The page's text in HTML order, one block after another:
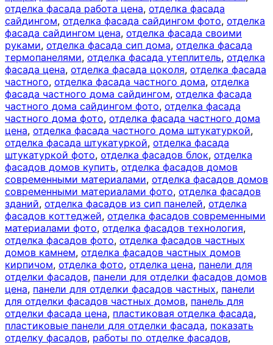
отделка фасада работа цена, отделка фасада
сайдингом, отделка фасада сайдингом фото, отделка
фасада сайдингом цена, отделка фасада своими
руками, отделка фасада сип дома, отделка фасада
термопанелями, отделка фасада утеплитель, отделка
фасада цена, отделка фасада цоколя, отделка фасада
частного, отделка фасада частного дома, отделка
фасада частного дома сайдингом, отделка фасада
частного дома сайдингом фото, отделка фасада
частного дома фото, отделка фасада частного дома
цена, отделка фасада частного дома штукатуркой,
отделка фасада штукатуркой, отделка фасада
штукатуркой фото, отделка фасадов блок, отделка
фасадов домов купить, отделка фасадов домов
современными материалами, отделка фасадов домов
современными материалами фото, отделка фасадов
зданий, отделка фасадов из сип панелей, отделка
фасадов коттеджей, отделка фасадов современными
материалами фото, отделка фасадов технология,
отделка фасадов фото, отделка фасадов частных
домов камнем, отделка фасадов частных домов
кирпичом, отделка фото, отделка цена, панели для
отделки фасадов, панели для отделки фасадов домов
цена, панели для отделки фасадов частных, панели
для отделки фасадов частных домов, панель для
отделки фасада цена, пластиковая отделка фасада,
пластиковые панели для отделки фасада, показать
отделку фасадов, работы по отделке фасадов,